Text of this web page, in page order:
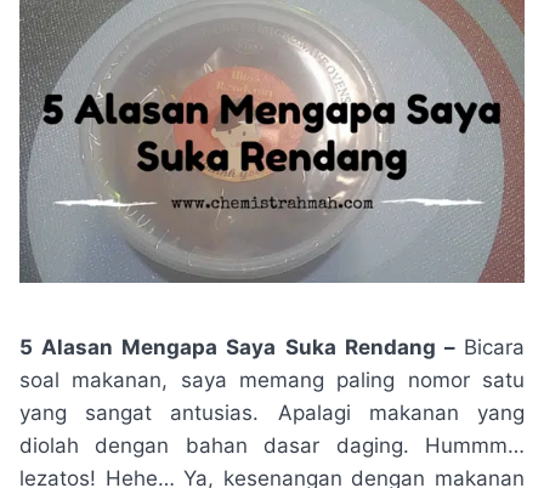
5 Alasan Mengapa Saya Suka Rendang – Bicara
soal makanan, saya memang paling nomor satu
yang sangat antusias. Apalagi makanan yang
diolah dengan bahan dasar daging. Hummm…
lezatos! Hehe… Ya, kesenangan dengan makanan